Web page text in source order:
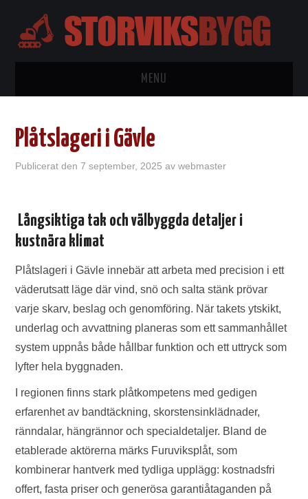
MENU
BYGGTIPS
OM OSS
Plåtslageri i Gävle
Publicerat den7 september, 2025 avwebmaster
Långsiktiga tak och välbyggda detaljer i
kustnära klimat
Plåtslageri i Gävle innebär att arbeta med precision i ett
väderutsatt läge där vind, snö och salta stänk prövar
varje skarv, beslag och genomföring. När takets ytskikt,
underlag och avvattning planeras som ett sammanhållet
system uppnås både hållbar funktion och ett uttryck som
lyfter hela byggnaden.
I regionen finns stark plåtkompetens med gedigen
erfarenhet av bandtäckning, skorstensinklädnader,
ränndalar, hängrännor och specialdetaljer. Bland de
etablerade aktörerna märks Furuviksplåt, som
kombinerar hantverk med tydliga upplägg: kostnadsfri
offert, fasta priser och generösa garantiåtaganden på